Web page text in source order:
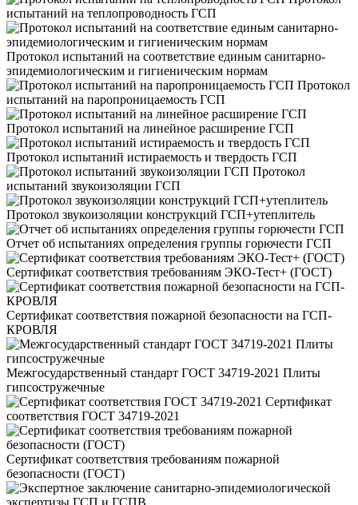
испытаний на теплопроводность ГСП
Протокол испытаний на соответствие единым санитарно-
эпидемиологическим и гигиеническим нормам
Протокол
испытаний на паропроницаемость ГСП
Протокол испытаний на линейное расширение ГСП
Протокол испытаний истираемость и твердость ГСП
Протокол
испытаний звукоизоляции ГСП
Протокол звукоизоляции конструкций ГСП+утеплитель
Отчет об испытаниях определения группы горючести ГСП
Сертификат соответствия требованиям ЭКО-Тест+ (ГОСТ)
Сертификат соответствия пожарной безопасности на ГСП-
КРОВЛЯ
Межгосударственный стандарт ГОСТ 34719-2021 Плиты
гипсостружечные
Сертификат
соответствия ГОСТ 34719-2021
Сертификат соответствия требованиям пожарной
безопасности (ГОСТ)